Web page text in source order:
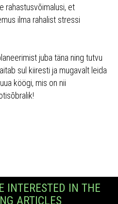
rahastusvõimalusi, et
ilma rahalist stressi
juba täna ning tutvu
sul kiiresti ja mugavalt leida
köögi, mis on nii
INTERESTED IN THE
ARTICLES